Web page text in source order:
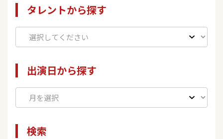
タレントから探す
出演日から探す
検索